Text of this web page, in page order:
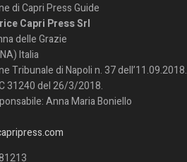
di Capri Press Guide
Capri Press Srl
delle Grazie
Italia
Tribunale di Napoli n. 37 dell’11.09.2018.
31240 del 26/3/2018.
Anna Maria Boniello